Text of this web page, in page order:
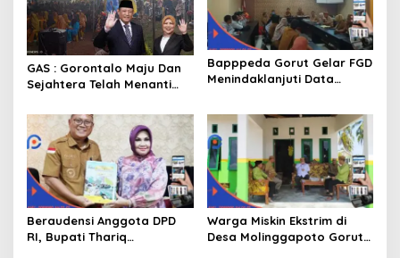
GAS : Gorontalo Maju Dan
Sejahtera Telah Menanti
Bapppeda Gorut Gelar FGD
Menindaklanjuti Data
Kesejahteraan
Beraudensi Anggota DPD
RI, Bupati Thariq
Warga Miskin Ekstrim di
Desa Molinggapoto Gorut